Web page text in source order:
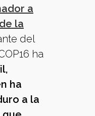
a
la
del
ha
ha
a la